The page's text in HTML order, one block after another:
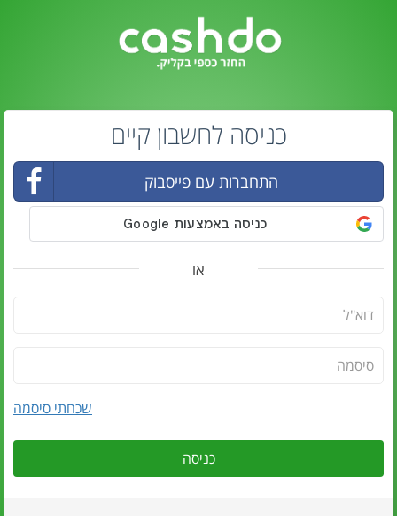
כניסה לחשבון קיים
התחברות עם פייסבוק
או
שכחתי סיסמה
כניסה